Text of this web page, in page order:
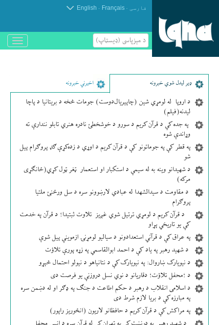
فارسی .
Français
.
English
د مېزپاسى (ډیسټاپ)
باز
و
ډير لیدل شوي خبرونه اخیرني خبرونه
د اروپا له لومړي شین (چاپېریال‌دوست) جومات څخه د بریتانیا د پاچا
لیدنه(فیلم)
په جده کې د قرآن کریم د سورو د خوشخطئ نادره هنري تابلو نندارې ته
وړاندې شوه
په قطر کې په جوماتونو کې د قرآن کریم د اوړي د زده‌کړې ګډ پروګرام پیل
شو
د شهیدانو وینه به له سیمې د استکبار او استعمار ټغر ټول کړي(ځانګړی
مرکه)
د مقاومت د سیدالشهدا له عبادي لارښوونو سره د سل ورځنئ ملتیا
پروګرام
د قرآن کریم د لومړي ترتیل شوي غږیز تلاوت ثبتیدا؛ د قرآن په خدمت
کې یو تاریخي پړاو
په عراق کې د قرآني استعدادونو د سیالیو لومړنۍ ازموینې پیل شوې
د شهید رهبر په یاد کې د احمد ابوالقاسمي په زړه پورې تلاؤت
د نیویارک ښاروال: په نیویارک کې د نتانیاهو د نیولو احتمال څېړو
د ؛محفل تلاؤت؛ دقاریانو د نوي نسل دروزنې یو فرصت دی
د اسلامی انقلاب د رهبر د حکم اطاعت د جنګ په ډګر او له دښمن سره
په مبارزه کې د بریا لازم شرط دی
په مراکش کې د قرآن کریم د حافظانو لاریون (انځوریز راپور)